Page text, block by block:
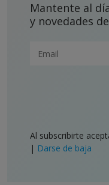
Mantente al
y novedades
Al subscribirte
| Darse de baja